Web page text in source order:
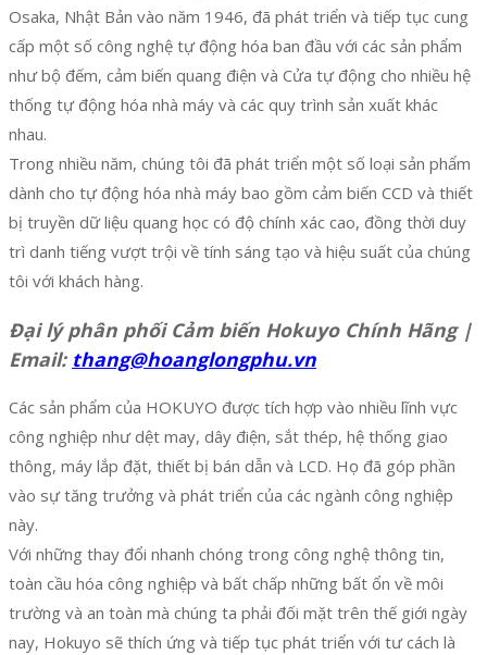
Osaka, Nhật Bản vào năm 1946, đã phát triển và tiếp tục cung
cấp một số công nghệ tự động hóa ban đầu với các sản phẩm
như bộ đếm, cảm biến quang điện và Cửa tự động cho nhiều hệ
thống tự động hóa nhà máy và các quy trình sản xuất khác
nhau.
Trong nhiều năm, chúng tôi đã phát triển một số loại sản phẩm
dành cho tự động hóa nhà máy bao gồm cảm biến CCD và thiết
bị truyền dữ liệu quang học có độ chính xác cao, đồng thời duy
trì danh tiếng vượt trội về tính sáng tạo và hiệu suất của chúng
tôi với khách hàng.
Đại lý phân phối Cảm biến Hokuyo Chính Hãng |
Email: thang@hoanglongphu.vn
Các sản phẩm của HOKUYO được tích hợp vào nhiều lĩnh vực
công nghiệp như dệt may, dây điện, sắt thép, hệ thống giao
thông, máy lắp đặt, thiết bị bán dẫn và LCD. Họ đã góp phần
vào sự tăng trưởng và phát triển của các ngành công nghiệp
này.
Với những thay đổi nhanh chóng trong công nghệ thông tin,
toàn cầu hóa công nghiệp và bất chấp những bất ổn về môi
trường và an toàn mà chúng ta phải đối mặt trên thế giới ngày
nay, Hokuyo sẽ thích ứng và tiếp tục phát triển với tư cách là